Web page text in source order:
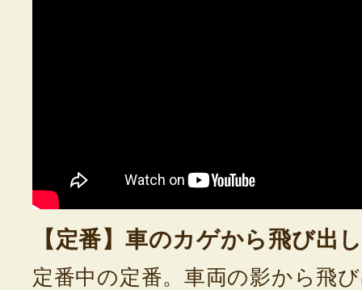
【定番】車のカゲから飛び出
定番中の定番。車両の影から飛